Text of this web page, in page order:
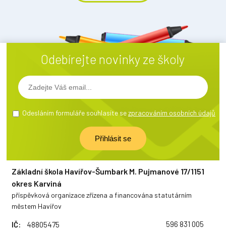
Odebírejte novinky ze školy
Odesláním formuláře souhlasíte sezpracováním osobních údajů
Základní škola Havířov-Šumbark M. Pujmanové 17/1151
okres Karviná
příspěvková organizace zřízena a financována statutárním
městem Havířov
IČ:
48805475
596 831 005